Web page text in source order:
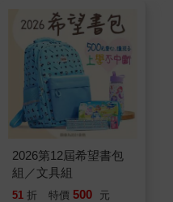
2026第12屆希望書包
組／文具組
51 折 特價 500 元